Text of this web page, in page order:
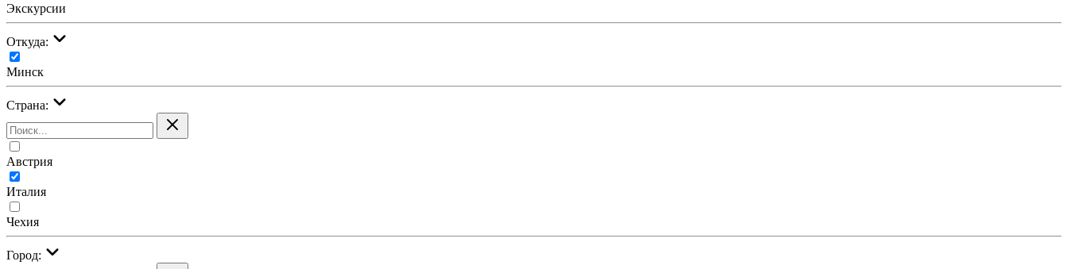
Экскурсии
Откуда:
Минск
Страна:
Австрия
Италия
Чехия
Город: